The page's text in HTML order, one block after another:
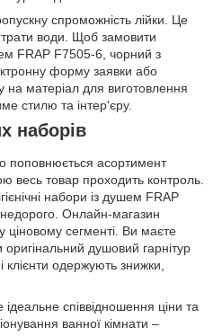
спроможність лійки. Це
води. Щоб замовити
FRAP F7505-6, чорний з
форму заявки або
на матеріал для виготовлення
стилю та інтер'єру.
наборів
поповнюється асортимент
весь товар проходить контроль.
набори із душем FRAP
Онлайн-магазин
ціновому сегменті. Ви маєте
оригінальний душовий гарнітур
одержують знижки,
співвідношення ціни та
ванної кімнати –